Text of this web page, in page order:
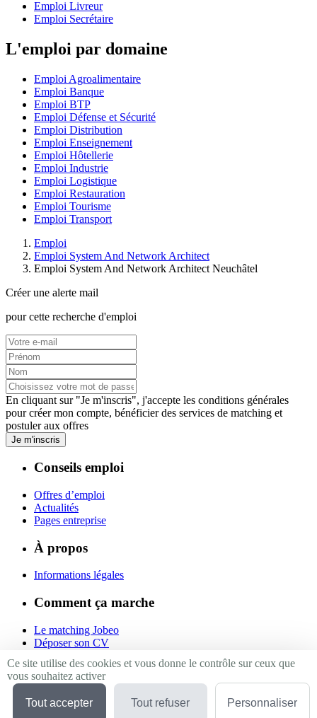
Emploi Livreur
Emploi Secrétaire
L'emploi par domaine
Emploi Agroalimentaire
Emploi Banque
Emploi BTP
Emploi Défense et Sécurité
Emploi Distribution
Emploi Enseignement
Emploi Hôtellerie
Emploi Industrie
Emploi Logistique
Emploi Restauration
Emploi Tourisme
Emploi Transport
Emploi
Emploi System And Network Architect
Emploi System And Network Architect Neuchâtel
Créer une alerte mail
pour cette recherche d'emploi
En cliquant sur "Je m'inscris", j'accepte les conditions générales
pour créer mon compte, bénéficier des services de matching et
postuler aux offres
Je m'inscris
Conseils emploi
Offres d’emploi
Actualités
Pages entreprise
À propos
Informations légales
Comment ça marche
Le matching Jobeo
Déposer son CV
Suivez-nous
Linkedin
Ce site utilise des cookies et vous donne le contrôle sur ceux que
vous souhaitez activer
Tout accepter Tout refuser Personnaliser